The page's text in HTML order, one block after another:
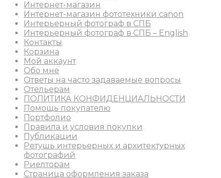
Интернет-магазин
Интернет-магазин фототехники canon
Интерьерный фотограф в СПБ
Интерьерный фотограф в СПБ – English
Контакты
Корзина
Мой аккаунт
Обо мне
Ответы на часто задаваемые вопросы
Отельерам
ПОЛИТИКА КОНФИДЕНЦИАЛЬНОСТИ
Помощь покупателю
Портфолио
Правила и условия покупки
Публикации
Ретушь интерьерных и архитектурных
фотографий
Риелторам
Страница оформления заказа